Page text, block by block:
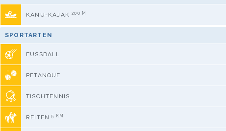
KANU-KAJAK200 M
SPORTARTEN
FUSSBALL
PETANQUE
TISCHTENNIS
REITEN5 KM